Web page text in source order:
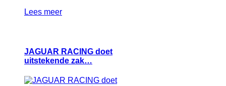
Lees meer
JAGUAR RACING doet
uitstekende zak…